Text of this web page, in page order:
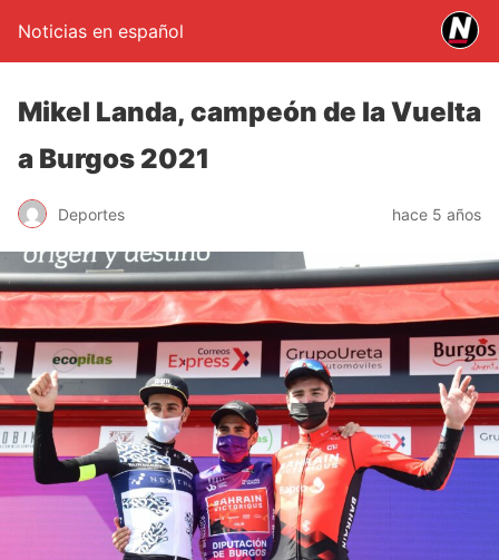
Noticias en español
Mikel Landa, campeón de la Vuelta
a Burgos 2021
Deportes hace 5 años